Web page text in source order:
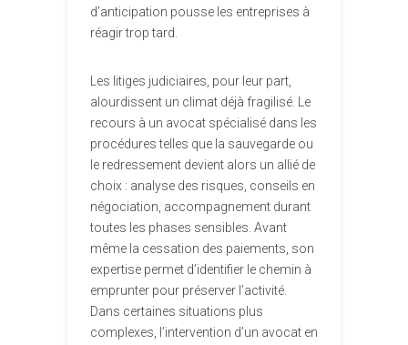
d’anticipation pousse les entreprises à
réagir trop tard.
Les litiges judiciaires, pour leur part,
alourdissent un climat déjà fragilisé. Le
recours à un avocat spécialisé dans les
procédures telles que la sauvegarde ou
le redressement devient alors un allié de
choix : analyse des risques, conseils en
négociation, accompagnement durant
toutes les phases sensibles. Avant
même la cessation des paiements, son
expertise permet d’identifier le chemin à
emprunter pour préserver l’activité.
Dans certaines situations plus
complexes, l’intervention d’un avocat en